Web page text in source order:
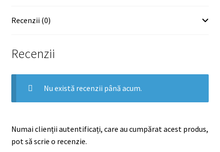
Recenzii (0)
Recenzii
Nu există recenzii până acum.
Numai clienții autentificați, care au cumpărat acest produs,
pot să scrie o recenzie.